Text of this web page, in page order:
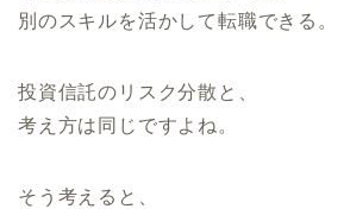
別のスキルを活かして転職できる。
投資信託のリスク分散と、
考え方は同じですよね。
そう考えると、